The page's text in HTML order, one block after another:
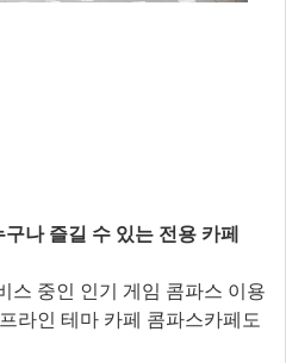
나 즐길 수 있는 전용 카페
스 중인 인기 게임 콤파스 이용
라인 테마 카페 콤파스카페도